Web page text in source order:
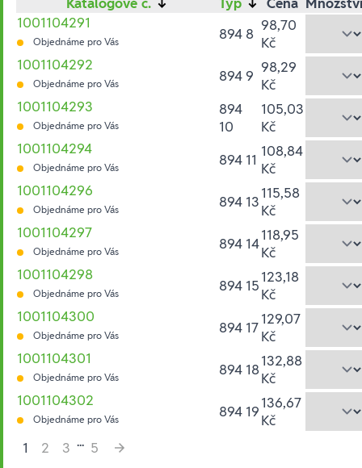
1001104291
Objednáme pro Vás 894 8 98,70
Kč
1001104292
Objednáme pro Vás 894 9 98,29
Kč
1001104293
Objednáme pro Vás
894
10
105,03
Kč
1001104294
Objednáme pro Vás 894 11 108,84
Kč
1001104296
Objednáme pro Vás 894 13115,58
Kč
1001104297
Objednáme pro Vás 894 14118,95
Kč
1001104298
Objednáme pro Vás 894 15123,18
Kč
1001104300
Objednáme pro Vás 894 17129,07
Kč
1001104301
Objednáme pro Vás 894 18132,88
Kč
1001104302
Objednáme pro Vás 894 19136,67
Kč
1
2 3 ... 5